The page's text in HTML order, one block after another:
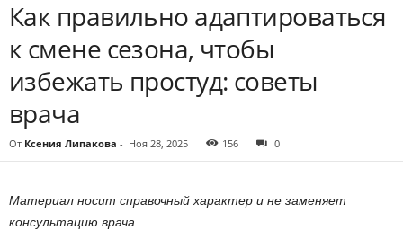
Как правильно адаптироваться
к смене сезона, чтобы
избежать простуд: советы
врача
От Ксения Липакова - Ноя 28, 2025 156 0
Материал носит справочный характер и не заменяет
консультацию врача.